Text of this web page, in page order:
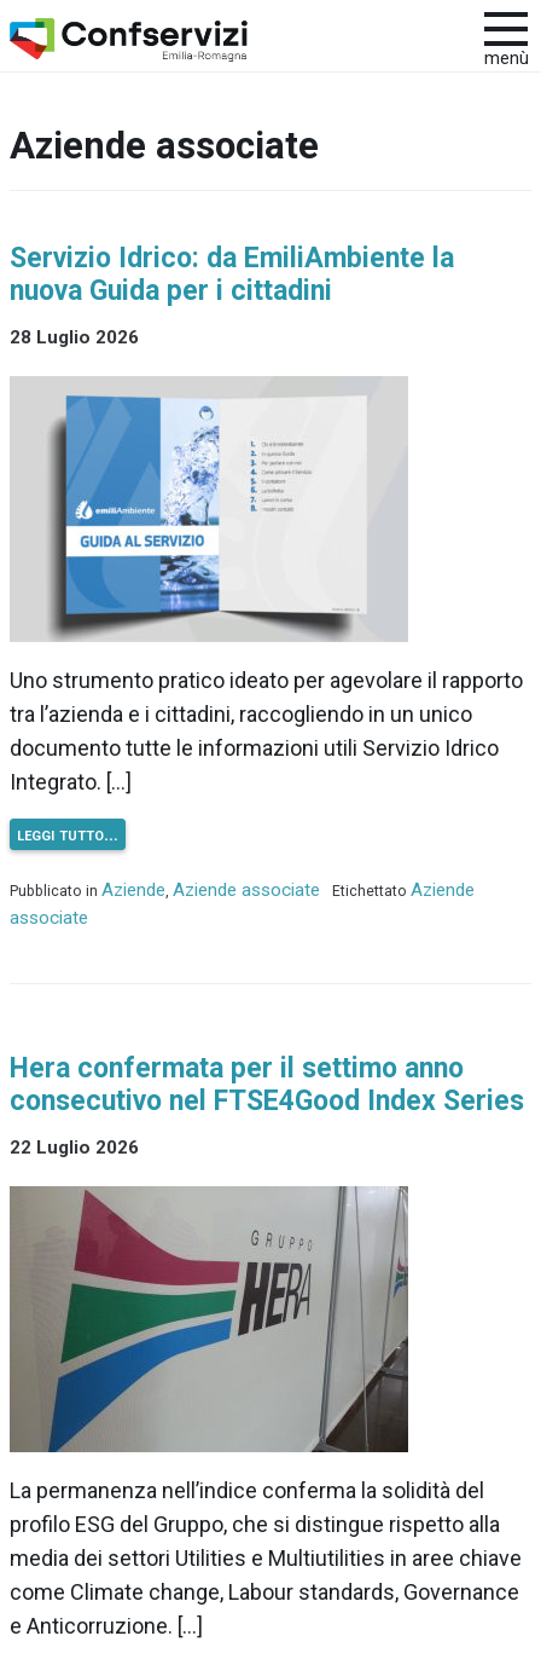
menù
Aziende associate
Servizio Idrico: da EmiliAmbiente la
nuova Guida per i cittadini
28 Luglio 2026
Uno strumento pratico ideato per agevolare il rapporto
tra l’azienda e i cittadini, raccogliendo in un unico
documento tutte le informazioni utili Servizio Idrico
Integrato. […]
leggi tutto…
Pubblicato in Aziende, Aziende associate Etichettato Aziende
associate
Hera confermata per il settimo anno
consecutivo nel FTSE4Good Index Series
22 Luglio 2026
La permanenza nell’indice conferma la solidità del
profilo ESG del Gruppo, che si distingue rispetto alla
media dei settori Utilities e Multiutilities in aree chiave
come Climate change, Labour standards, Governance
e Anticorruzione. […]